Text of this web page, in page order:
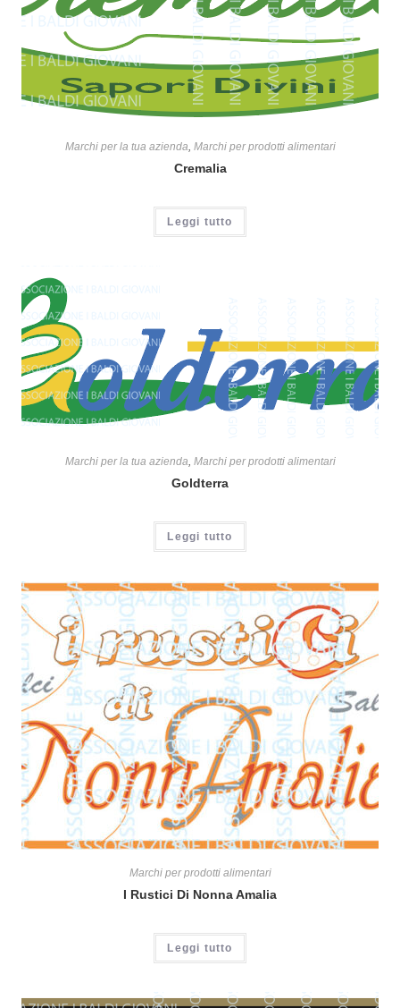
Marchi per la tua azienda Marchi per prodotti alimentari
Cremalia
Leggi tutto
Marchi per la tua azienda, Marchi per prodotti alimentari
Goldterra
Leggi tutto
Marchi per prodotti alimentari
I Rustici Di Nonna Amalia
Leggi tutto